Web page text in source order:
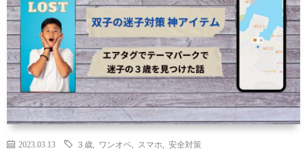
2023.03.13 ３歳 ワンオペ スマホ 安全対策